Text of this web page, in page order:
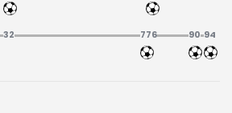
32 7576 90 94